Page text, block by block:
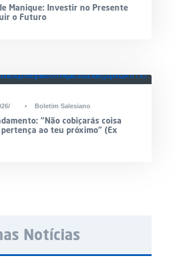
Manique: Investir no Presente
o Futuro
• Boletim Salesiano
“Não cobiçarás coisa
ao teu próximo” (Ex
Notícias